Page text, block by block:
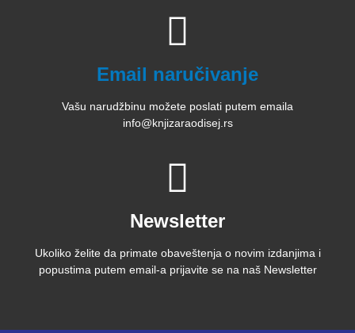
Email naručivanje
Vašu narudžbinu možete poslati putem emaila
info@knjizaraodisej.rs
Newsletter
Ukoliko želite da primate obaveštenja o novim izdanjima i
popustima putem email-a prijavite se na naš Newsletter